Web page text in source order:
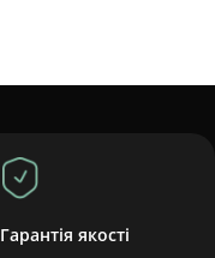
Гарантія якості